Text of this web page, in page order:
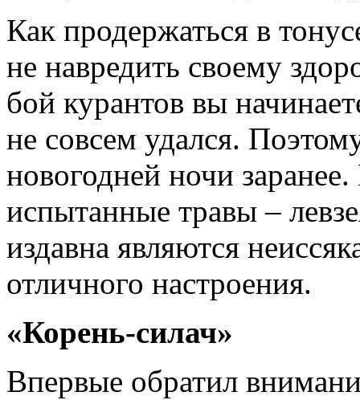
Как продержаться в
не навредить своему
бой курантов вы
не совсем удался.
новогодней ночи
испытанные травы –
издавна являются
отличного настроения.
«Корень-силач»
Впервые обратил